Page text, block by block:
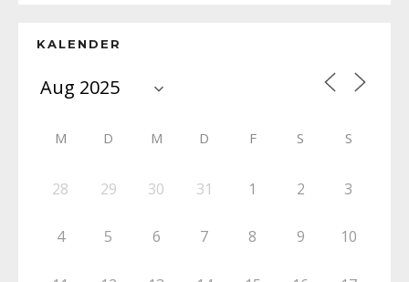
KALENDER
M D M D F S S
28 29 30 31 1 2 3
4 5 6 7 8 9 10